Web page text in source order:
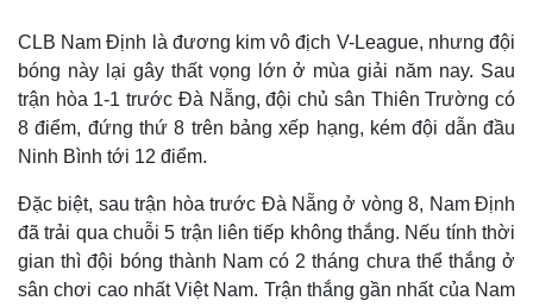
CLB Nam Định là đương kim vô địch V-League, nhưng đội
bóng này lại gây thất vọng lớn ở mùa giải năm nay. Sau
trận hòa 1-1 trước Đà Nẵng, đội chủ sân Thiên Trường có
8 điểm, đứng thứ 8 trên bảng xếp hạng, kém đội dẫn đầu
Ninh Bình tới 12 điểm.
Đặc biệt, sau trận hòa trước Đà Nẵng ở vòng 8, Nam Định
đã trải qua chuỗi 5 trận liên tiếp không thắng. Nếu tính thời
gian thì đội bóng thành Nam có 2 tháng chưa thể thắng ở
sân chơi cao nhất Việt Nam. Trận thắng gần nhất của Nam